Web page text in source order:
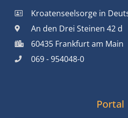
Kroatenseelsorge in
An den Drei Steinen 42 d
60435 Frankfurt am Main
069 - 954048-0
Portal